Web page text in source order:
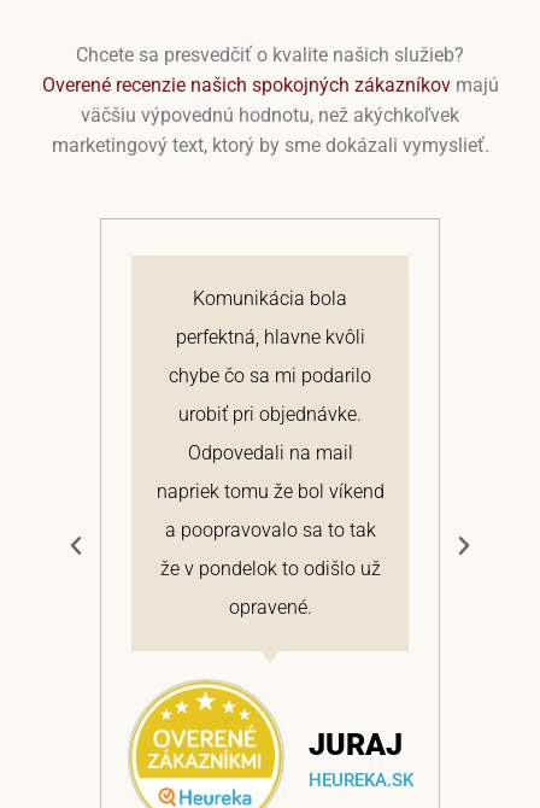
Chcete sa presvedčiť o kvalite našich služieb?
Overené recenzie našich spokojných zákazníkovmajú
väčšiu výpovednú hodnotu, než akýchkoľvek
marketingový text, ktorý by sme dokázali vymyslieť.
Komunikácia bola
perfektná, hlavne kvôli
chybe čo sa mi podarilo
urobiť pri objednávke.
Odpovedali na mail
napriek tomu že bol víkend
a poopravovalo sa to tak
že v pondelok to odišlo už
opravené.
JURAJ
HEUREKA.SK